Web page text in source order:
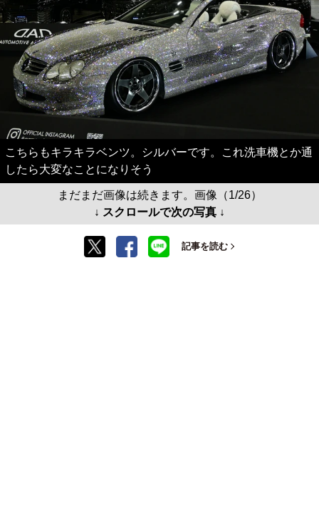
こちらもキラキラベンツ。シルバーです。これ洗車機とか通
したら大変なことになりそう
まだまだ画像は続きます。画像（1/26）
↓ スクロールで次の写真 ↓
記事を読む